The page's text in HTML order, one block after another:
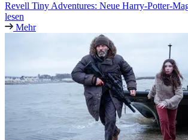
Revell Tiny Adventures: Neue Harry-Potter-
lesen
Mehr